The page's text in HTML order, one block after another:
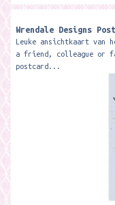
Wrendale Designs
Leuke ansichtkaart van
a friend, colleague or
postcard...